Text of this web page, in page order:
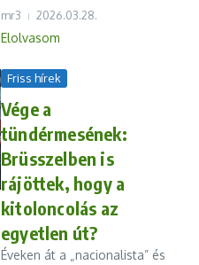
mr3 2026.03.28.
Elolvasom
Friss hírek
Vége a
tündérmesének:
Brüsszelben is
rájöttek, hogy a
kitoloncolás az
egyetlen út?
Éveken át a „nacionalista” és